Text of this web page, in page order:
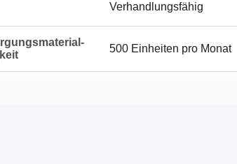
Verhandlungsfähig
500 Einheiten pro Monat